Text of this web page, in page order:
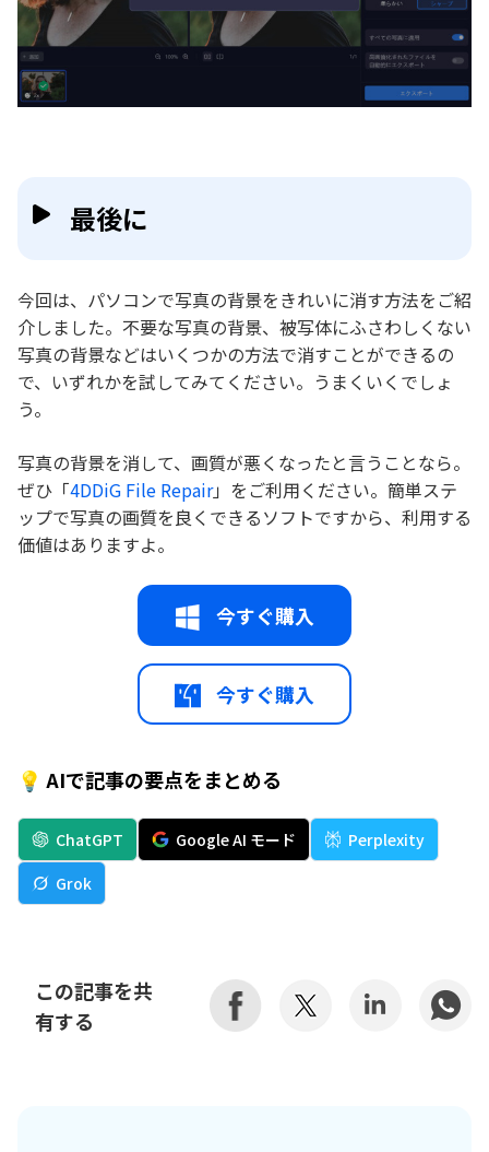
最後に
今回は、パソコンで写真の背景をきれいに消す方法をご紹
介しました。不要な写真の背景、被写体にふさわしくない
写真の背景などはいくつかの方法で消すことができるの
で、いずれかを試してみてください。うまくいくでしょ
う。
写真の背景を消して、画質が悪くなったと言うことなら。
ぜひ「4DDiG File Repair」をご利用ください。簡単ステ
ップで写真の画質を良くできるソフトですから、利用する
価値はありますよ。
今すぐ購入
今すぐ購入
💡 AIで記事の要点をまとめる
ChatGPT Google AI モード
Perplexity
Grok
この記事を共
有する